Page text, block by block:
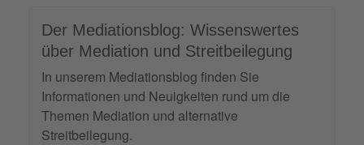
Der Mediationsblog: Wissenswertes
über Mediation und Streitbeilegung
In unserem Mediationsblog finden Sie
Informationen und Neuigkeiten rund um die
Themen Mediation und alternative
Streitbeilegung.